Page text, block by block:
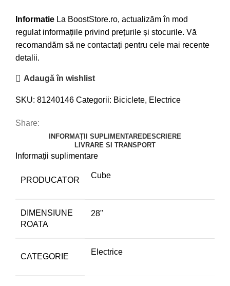
Informatie La BoostStore.ro, actualizăm în mod
regulat informațiile privind prețurile și stocurile. Vă
recomandăm să ne contactați pentru cele mai recente
detalii.
Adaugă în wishlist
SKU: 81240146 Categorii: Biciclete, Electrice
Share:
INFORMAȚII SUPLIMENTARE DESCRIERE
LIVRARE SI TRANSPORT
Informații suplimentare
PRODUCATOR
Cube
DIMENSIUNE
ROATA
28"
CATEGORIE
Electrice